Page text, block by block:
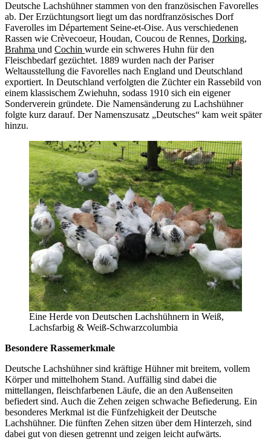
Deutsche Lachshühner stammen von den französischen Favorelles
ab. Der Erzüchtungsort liegt um das nordfranzösisches Dorf
Faverolles im Département Seine-et-Oise. Aus verschiedenen
Rassen wie Crèvecoeur, Houdan, Coucou de Rennes, Dorking,
Brahma und Cochin wurde ein schweres Huhn für den
Fleischbedarf gezüchtet. 1889 wurden nach der Pariser
Weltausstellung die Favorelles nach England und Deutschland
exportiert. In Deutschland verfolgten die Züchter ein Rassebild von
einem klassischem Zwiehuhn, sodass 1910 sich ein eigener
Sonderverein gründete. Die Namensänderung zu Lachshühner
folgte kurz darauf. Der Namenszusatz „Deutsches“ kam weit später
hinzu.
Eine Herde von Deutschen Lachshühnern in Weiß,
Lachsfarbig & Weiß-Schwarzcolumbia
Besondere Rassemerkmale
Deutsche Lachshühner sind kräftige Hühner mit breitem, vollem
Körper und mittelhohem Stand. Auffällig sind dabei die
mittellangen, fleischfarbenen Läufe, die an den Außenseiten
befiedert sind. Auch die Zehen zeigen schwache Befiederung. Ein
besonderes Merkmal ist die Fünfzehigkeit der Deutsche
Lachshühner. Die fünften Zehen sitzen über dem Hinterzeh, sind
dabei gut von diesen getrennt und zeigen leicht aufwärts.